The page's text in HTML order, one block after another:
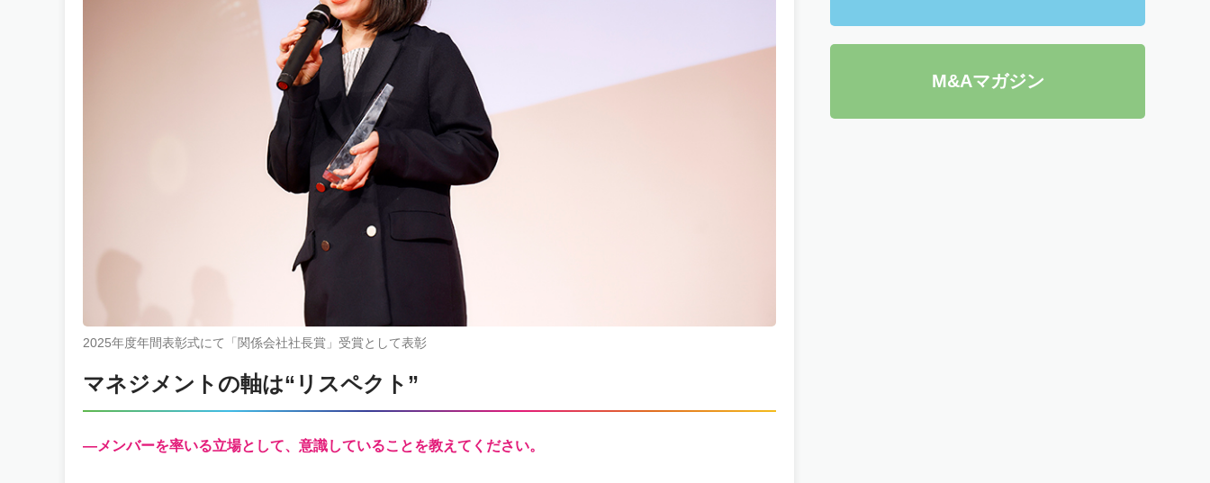
2025年度年間表彰式にて「関係会社社長賞」受賞として表彰
マネジメントの軸は“リスペクト”
―メンバーを率いる立場として、意識していることを教えてください。
M&Aマガジン